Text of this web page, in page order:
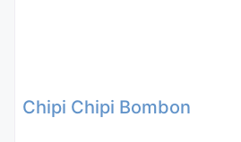
Chipi Chipi Bombon